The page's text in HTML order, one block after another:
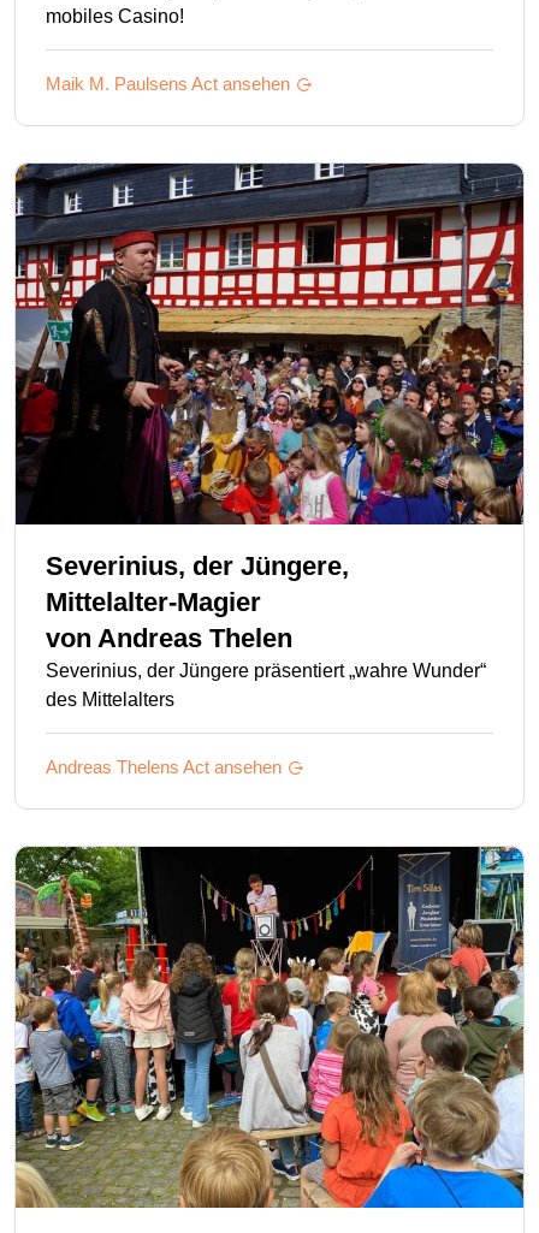
mobiles Casino!
Maik M. Paulsens Act ansehen
Severinius, der Jüngere,
Mittelalter-Magier
von Andreas Thelen
Severinius, der Jüngere präsentiert „wahre Wunder“
des Mittelalters
Andreas Thelens Act ansehen